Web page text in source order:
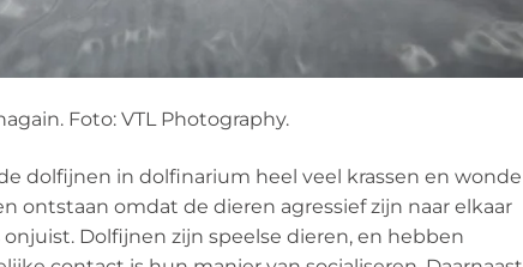
Foto: VTL Photography.
dolfijnen in dolfinarium heel veel krassen en
ontstaan omdat de dieren agressief zijn naar elkaar
Dolfijnen zijn speelse dieren, en hebben